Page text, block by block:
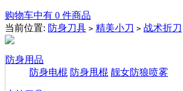
购物车中有 0 件商品
当前位置: 防身刀具 > 精美小刀 > 战术折刀
防身用品
防身电棍 防身甩棍 靓女防狼喷雾